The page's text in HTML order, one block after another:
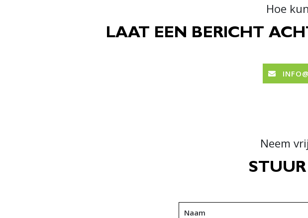
Hoe
LAAT EEN BERICHT
Neem